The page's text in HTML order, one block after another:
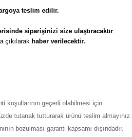
teslim edilir.
siparişinizi size ulaştıracaktır.
çıkılarak haber verilecektir.
koşullarının geçerli olabilmesi için
tutanak tutturarak ürünü teslim almayınız.
bozulması garanti kapsamı dışındadır.